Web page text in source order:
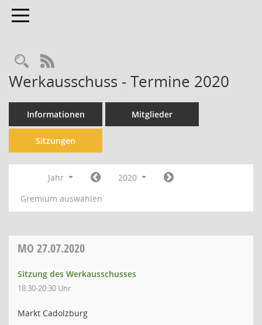
Toggle navigation
Rechercheauswahl
RSS-Feed
Werkausschuss - Termine 2020
Informationen Mitglieder
Sitzungen
Jahr
2020
Gremium auswählen
MO 27.07.2020
Sitzung des Werkausschusses
18:30-20:30 Uhr
Markt Cadolzburg